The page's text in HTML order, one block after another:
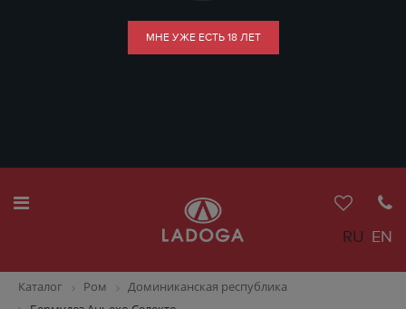
МНЕ УЖЕ ЕСТЬ 18 ЛЕТ
RU EN
Каталог Ром
Доминиканская республика